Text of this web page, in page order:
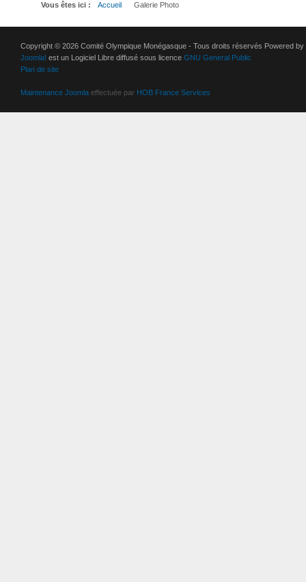
Vous êtes ici : Accueil Galerie Photo
Copyright © 2026 Comité Olympique Monégasque - Tous droits réservés Powered by
Joomla! est un Logiciel Libre diffusé sous licence GNU General Public
Plan de site
Maintenance Joomla effectuée par HOB France Services